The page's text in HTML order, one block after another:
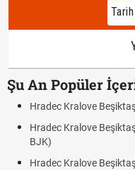
Tarih
Şu An Popüler
Hradec Kralove
Hradec Kralove
BJK)
Hradec Kralove